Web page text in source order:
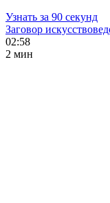
Узнать за 90 секунд
Заговор
02:58
2 мин